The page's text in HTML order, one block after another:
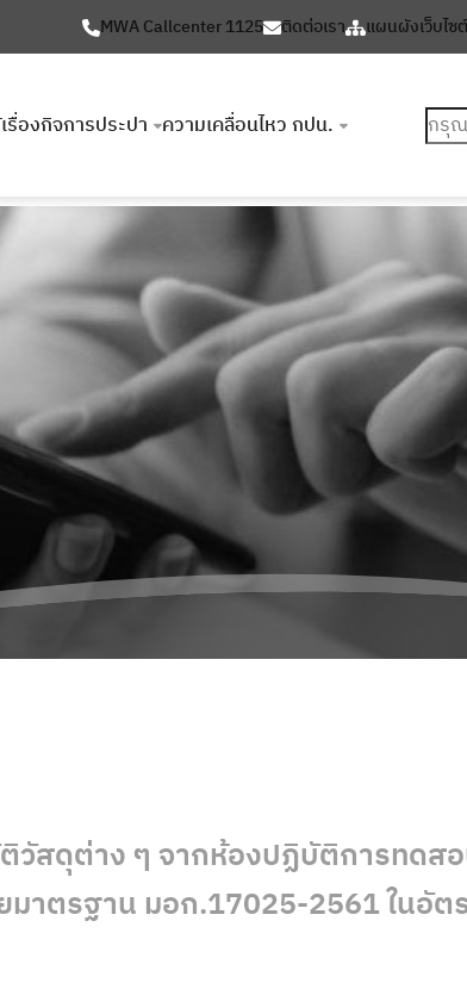
MWA Callcenter 1125 ติดต่อเรา แผนผังเว็บไซต์
รื่องกิจการประปา ความเคลื่อนไหว กปน. ค้นหา
สดุต่าง ๆ จากห้องปฏิบัติการทดส
าตรฐาน มอก.17025-2561 ในอัต